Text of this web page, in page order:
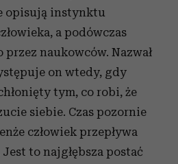
opisują instynktu
a podówczas
przez naukowców. Nazwał
on wtedy, gdy
tym, co robi, że
siebie. Czas pozornie
człowiek przepływa
to najgłębsza postać